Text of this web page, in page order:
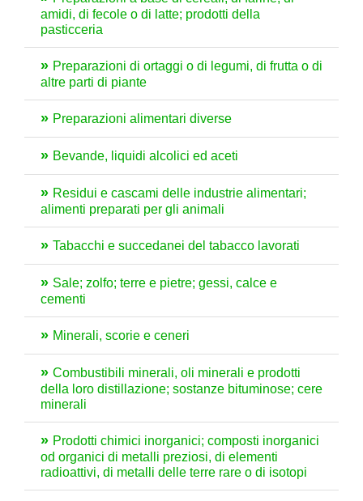
amidi, di fecole o di latte; prodotti della
pasticceria
Preparazioni di ortaggi o di legumi, di frutta o di
altre parti di piante
Preparazioni alimentari diverse
Bevande, liquidi alcolici ed aceti
Residui e cascami delle industrie alimentari;
alimenti preparati per gli animali
Tabacchi e succedanei del tabacco lavorati
Sale; zolfo; terre e pietre; gessi, calce e
cementi
Minerali, scorie e ceneri
Combustibili minerali, oli minerali e prodotti
della loro distillazione; sostanze bituminose; cere
minerali
Prodotti chimici inorganici; composti inorganici
od organici di metalli preziosi, di elementi
radioattivi, di metalli delle terre rare o di isotopi